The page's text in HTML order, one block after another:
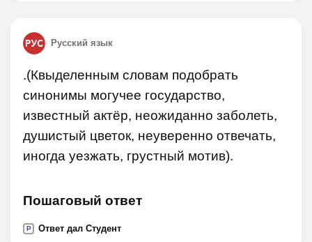
Русский язык
.(Квыделенным словам подобрать
синонимы могучее государство,
известный актёр, неожиданно заболеть,
душистый цветок, неуверенно отвечать,
иногда уезжать, грустный мотив).
Пошаговый ответ
P Ответ дал Студент